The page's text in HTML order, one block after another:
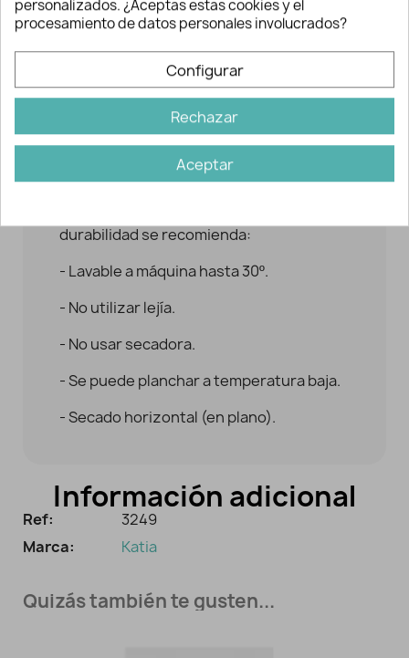
tricot.
- Emplear ganchillo del 4 mm.
- Para tejer una superficie de 10x10 cms.
se deben montar 19 puntos y 26 vueltas.
- Para tejer un jersey de manga corta
talla 42 se necesitan 8 ovillos.
durabilidad se recomienda:
- Lavable a máquina hasta 30º.
- No utilizar lejía.
- No usar secadora.
- Se puede planchar a temperatura baja.
- Secado horizontal (en plano).
Información adicional
Ref:
3249
Marca:
Katia
Quizás también te gusten...
personalizados. ¿Aceptas estas cookies y el
procesamiento de datos personales involucrados?
Configurar
Rechazar
Aceptar